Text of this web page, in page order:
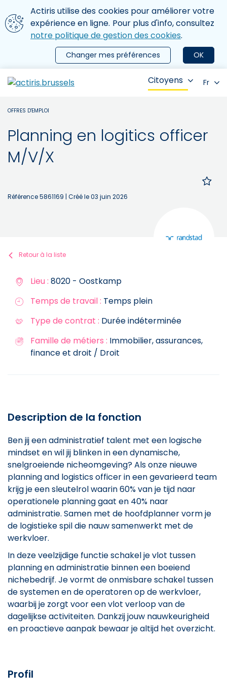
Aller au contenu principal
Nous utilisons des cookies
Actiris utilise des cookies pour améliorer votre
expérience en ligne. Pour plus d'info, consultez
notre politique de gestion des cookies.
OK
Changer mes préférences
le menu
Citoyens Fr
OFFRES D'EMPLOI
Planning en logitics officer
M/V/X
Référence 5861169 | Créé le 03 juin 2026
Retour à la liste
Lieu : 8020 - Oostkamp
Temps de travail : Temps plein
Type de contrat : Durée indéterminée
Famille de métiers : Immobilier, assurances,
finance et droit / Droit
Description de la fonction
Ben jij een administratief talent met een logische
mindset en wil jij blinken in een dynamische,
snelgroeiende nicheomgeving? Als onze nieuwe
planning and logistics officer in een gevarieerd team
krijg je een sleutelrol waarin 60% van je tijd naar
operationele planning gaat en 40% naar
administratie. Samen met de hoofdplanner vorm je
de logistieke spil die nauw samenwerkt met de
werkvloer.
In deze veelzijdige functie schakel je vlot tussen
planning en administratie binnen een boeiend
nichebedrijf. Je vormt de onmisbare schakel tussen
de systemen en de operatoren op de werkvloer,
waarbij je zorgt voor een vlot verloop van de
dagelijkse activiteiten. Dankzij jouw nauwkeurigheid
en proactieve aanpak bewaar je altijd het overzicht.
Profil